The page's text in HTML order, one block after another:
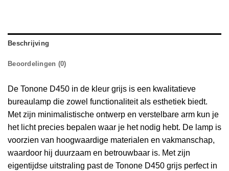
Beschrijving
Beoordelingen (0)
De Tonone D450 in de kleur grijs is een kwalitatieve
bureaulamp die zowel functionaliteit als esthetiek biedt.
Met zijn minimalistische ontwerp en verstelbare arm kun je
het licht precies bepalen waar je het nodig hebt. De lamp is
voorzien van hoogwaardige materialen en vakmanschap,
waardoor hij duurzaam en betrouwbaar is. Met zijn
eigentijdse uitstraling past de Tonone D450 grijs perfect in